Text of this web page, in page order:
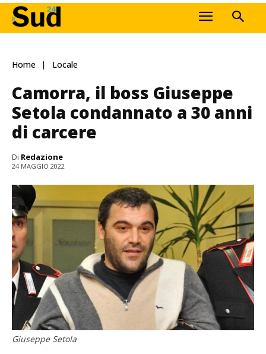
Home Locale
Camorra, il boss Giuseppe
Setola condannato a 30 anni
di carcere
Di Redazione
24 MAGGIO 2022
Giuseppe Setola